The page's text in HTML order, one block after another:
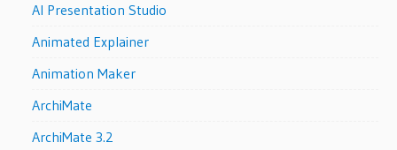
AI Presentation Studio
Animated Explainer
Animation Maker
ArchiMate
ArchiMate 3.2